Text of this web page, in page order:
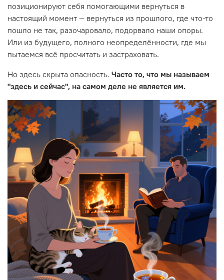
позиционируют себя помогающими вернуться в
настоящий момент — вернуться из прошлого, где что-то
пошло не так, разочаровало, подорвало наши опоры.
Или из будущего, полного неопределённости, где мы
пытаемся всё просчитать и застраховать.
Но здесь скрыта опасность. Часто то, что мы называем
"здесь и сейчас", на самом деле не является им.